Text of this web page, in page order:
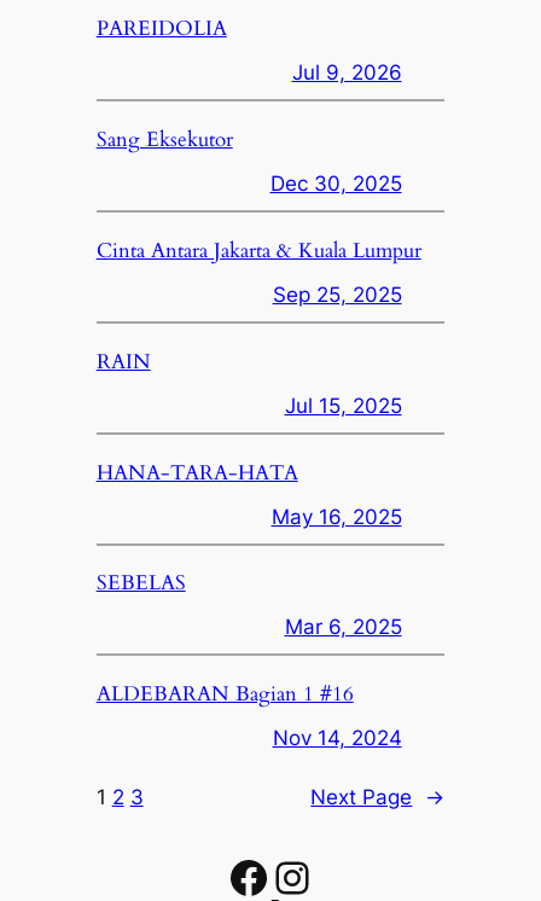
PAREIDOLIA
Jul 9, 2026
Sang Eksekutor
Dec 30, 2025
Cinta Antara Jakarta & Kuala Lumpur
Sep 25, 2025
RAIN
Jul 15, 2025
HANA-TARA-HATA
May 16, 2025
SEBELAS
Mar 6, 2025
ALDEBARAN Bagian 1 #16
Nov 14, 2024
1 2 3 Next Page →
Facebook Instagram